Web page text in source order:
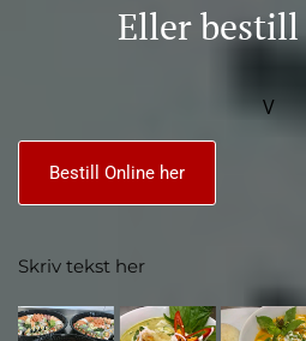
Eller
V
Bestill Online her
Skriv tekst her